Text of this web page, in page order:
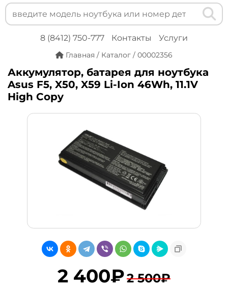
8 (8412) 750-777 Контакты Услуги
Главная / Каталог / 00002356
Аккумулятор, батарея для ноутбука
Asus F5, X50, X59 Li-Ion 46Wh, 11.1V
High Copy
2 400₽2 500₽